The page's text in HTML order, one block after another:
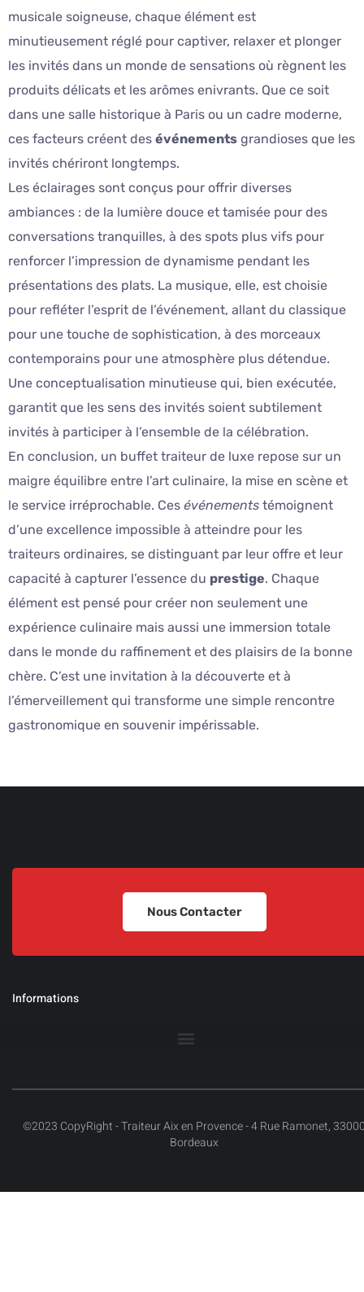
musicale soigneuse, chaque élément est
minutieusement réglé pour captiver, relaxer et plonger
les invités dans un monde de sensations où règnent les
produits délicats et les arômes enivrants. Que ce soit
dans une salle historique à Paris ou un cadre moderne,
ces facteurs créent des événements grandioses que les
invités chériront longtemps.
Les éclairages sont conçus pour offrir diverses
ambiances : de la lumière douce et tamisée pour des
conversations tranquilles, à des spots plus vifs pour
renforcer l’impression de dynamisme pendant les
présentations des plats. La musique, elle, est choisie
pour refléter l’esprit de l’événement, allant du classique
pour une touche de sophistication, à des morceaux
contemporains pour une atmosphère plus détendue.
Une conceptualisation minutieuse qui, bien exécutée,
garantit que les sens des invités soient subtilement
invités à participer à l’ensemble de la célébration.
En conclusion, un buffet traiteur de luxe repose sur un
maigre équilibre entre l’art culinaire, la mise en scène et
le service irréprochable. Ces événements témoignent
d’une excellence impossible à atteindre pour les
traiteurs ordinaires, se distinguant par leur offre et leur
capacité à capturer l’essence du prestige. Chaque
élément est pensé pour créer non seulement une
expérience culinaire mais aussi une immersion totale
dans le monde du raffinement et des plaisirs de la bonne
chère. C’est une invitation à la découverte et à
l’émerveillement qui transforme une simple rencontre
gastronomique en souvenir impérissable.
Nous Contacter
Informations
©2023 CopyRight - Traiteur Aix en Provence - 4 Rue Ramonet,
Bordeaux